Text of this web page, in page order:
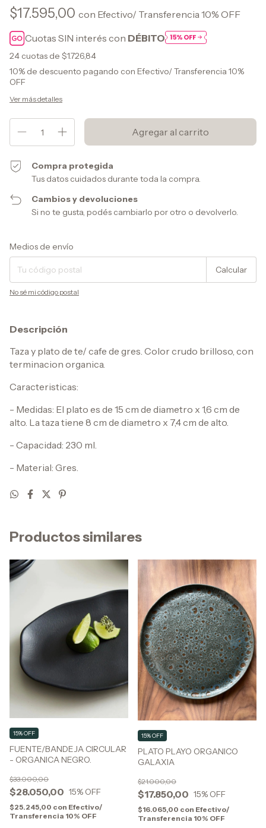
$17.595,00 con Efectivo/ Transferencia 10% OFF
Cuotas SIN interés con DÉBITO
24 cuotas de $1.726,84
10% de descuento pagando con Efectivo/ Transferencia 10%
OFF
Ver más detalles
Compra protegida
Tus datos cuidados durante toda la compra.
Cambios y devoluciones
Si no te gusta, podés cambiarlo por otro o devolverlo.
Entregas para el CP:
Medios de envío
Calcular
No sé mi código postal
Descripción
Taza y plato de te/ cafe de gres. Color crudo brilloso, con
terminacion organica.
Caracteristicas:
- Medidas: El plato es de 15 cm de diametro x 1,6 cm de
alto. La taza tiene 8 cm de diametro x 7,4 cm de alto.
- Capacidad: 230 ml.
- Material: Gres.
Productos similares
FUENTE/BANDEJA CIRCULAR
- ORGANICA NEGRO.
$28.050,00
$33.000,00
15% OFF
15% OFF
$25.245,00 con Efectivo/
Transferencia 10% OFF
PLATO PLAYO ORGANICO
GALAXIA
$17.850,00
$21.000,00
15% OFF
15% OFF
$16.065,00 con Efectivo/
Transferencia 10% OFF